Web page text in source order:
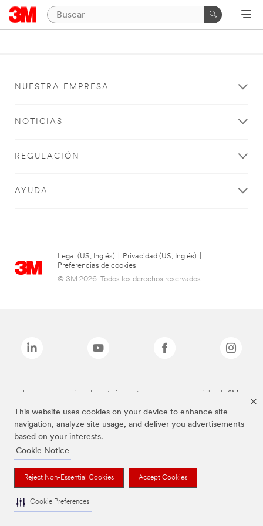
This website uses cookies on your device to enhance site
navigation, analyze site usage, and deliver you advertisements
based on your interests.
Cookie Notice
Reject Non-Essential Cookies Accept Cookies
Cookie Preferences
NUESTRA EMPRESA
NOTICIAS
REGULACIÓN
AYUDA
Legal (US, Inglés) Privacidad (US, Inglés)
Preferencias de cookies
© 3M 2026. Todos los derechos reservados..
Las marcas mencionadas anteriormente son marcas comerciales de 3M.